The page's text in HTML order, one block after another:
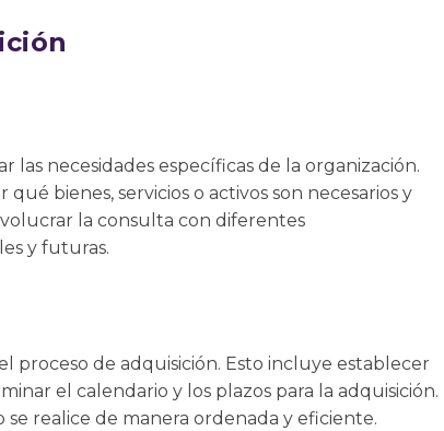
las necesidades específicas de la organización.
bienes, servicios o activos son necesarios y
la consulta con diferentes
y futuras.
proceso de adquisición. Esto incluye establecer
el calendario y los plazos para la adquisición.
realice de manera ordenada y eficiente.